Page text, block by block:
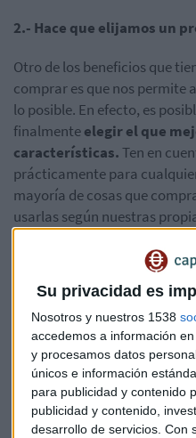
Su privacidad es
Nosotros y nuestros 1538
accedemos a información
y procesamos datos
únicos e información
para publicidad y contenido
publicidad y contenido,
desarrollo de servicios. Con
2.- Hace que elijamos un
Otro de los beneficios que
comprar es que nos permite
lo posible. En efecto, es
finalmenteelegir el que
características.Ten en
prácticamente para
mayoría de cosas que
usarlas según nuestras
figura, etc.
Por ello, al probar un objeto
aseguramos de hacer una
a nuestras propias
fundamental sobre todo a la
que puede darnos un
por ello que vale
vehículos, colchones,
general, etc.